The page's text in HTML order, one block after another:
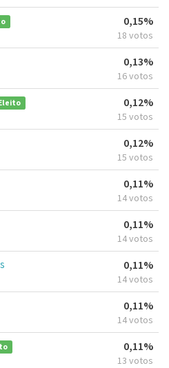
0,15%
18 votos
0,13%
16 votos
0,12%
15 votos
0,12%
15 votos
0,11%
14 votos
0,11%
14 votos
0,11%
14 votos
0,11%
14 votos
0,11%
13 votos